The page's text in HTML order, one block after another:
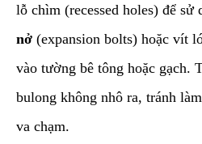
lỗ chìm (recessed holes) để sử
nở (expansion bolts) hoặc vít
vào tường bê tông hoặc gạch.
bulong không nhô ra, tránh
va chạm.